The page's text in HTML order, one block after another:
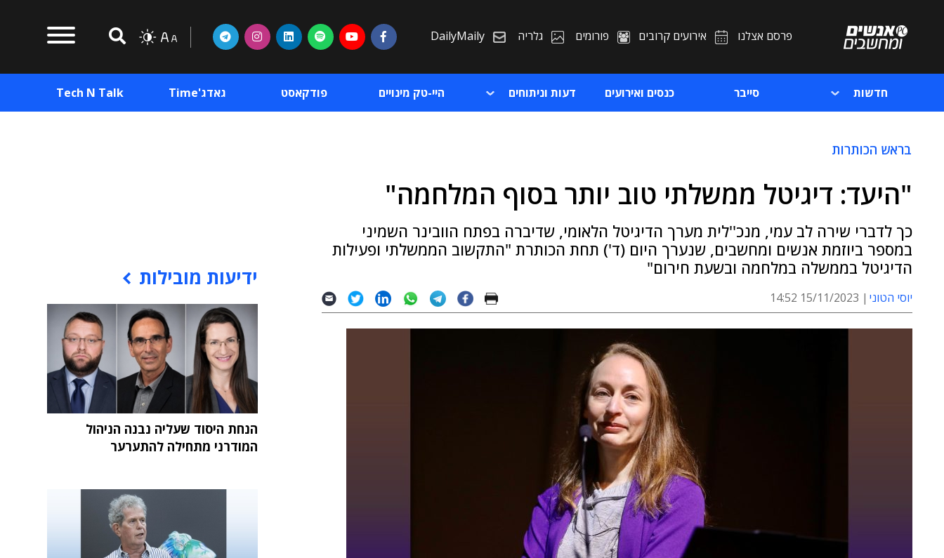
פרסם אצלנו אירועים קרובים פורומים גלריה DailyMaily
חדשות סייבר כנסים ואירועים דעות וניתוחים היי-טק מינויים פודקאסט גאדג'Time Tech N Talk
בראש הכותרות
"היעד: דיגיטל ממשלתי טוב יותר בסוף המלחמה"
כך לדברי שירה לב עמי, מנכ''לית מערך הדיגיטל הלאומי, שדיברה בפתח הוובינר השמיני
במספר ביוזמת אנשים ומחשבים, שנערך היום (ד') תחת הכותרת "התקשוב הממשלתי ופעילות
הדיגיטל בממשלה במלחמה ובשעת חירום"
יוסי הטוני 15/11/2023 14:52
ידיעות מובילות
הנחת היסוד שעליה נבנה הניהול
המודרני מתחילה להתערער